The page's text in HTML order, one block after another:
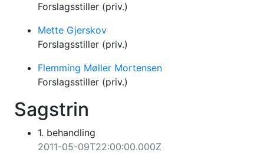
Forslagsstiller (priv.)
Mette Gjerskov
Forslagsstiller (priv.)
Flemming Møller Mortensen
Forslagsstiller (priv.)
Sagstrin
1. behandling
2011-05-09T22:00:00.000Z